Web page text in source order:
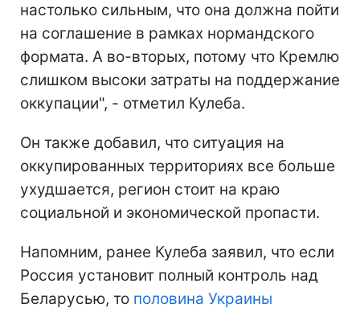
настолько сильным, что она должна пойти
на соглашение в рамках нормандского
формата. А во-вторых, потому что Кремлю
слишком высоки затраты на поддержание
оккупации", - отметил Кулеба.
Он также добавил, что ситуация на
оккупированных территориях все больше
ухудшается, регион стоит на краю
социальной и экономической пропасти.
Напомним, ранее Кулеба заявил, что если
Россия установит полный контроль над
Беларусью, то половина Украины